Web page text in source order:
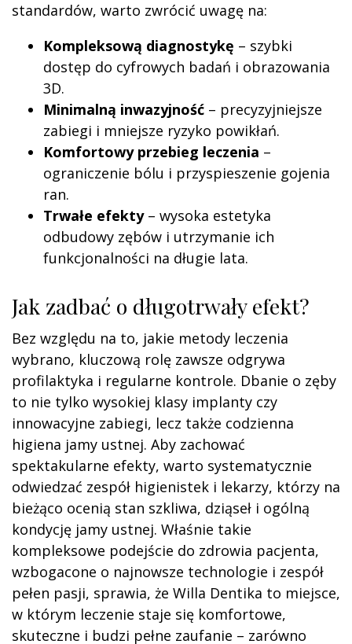
standardów, warto zwrócić uwagę na:
Kompleksową diagnostykę – szybki
dostęp do cyfrowych badań i obrazowania
3D.
Minimalną inwazyjność – precyzyjniejsze
zabiegi i mniejsze ryzyko powikłań.
Komfortowy przebieg leczenia –
ograniczenie bólu i przyspieszenie gojenia
ran.
Trwałe efekty– wysoka estetyka
odbudowy zębów i utrzymanie ich
funkcjonalności na długie lata.
Jak zadbać o długotrwały efekt?
Bez względu na to, jakie metody leczenia
wybrano, kluczową rolę zawsze odgrywa
profilaktyka i regularne kontrole. Dbanie o zęby
to nie tylko wysokiej klasy implanty czy
innowacyjne zabiegi, lecz także codzienna
higiena jamy ustnej. Aby zachować
spektakularne efekty, warto systematycznie
odwiedzać zespół higienistek i lekarzy, którzy na
bieżąco ocenią stan szkliwa, dziąseł i ogólną
kondycję jamy ustnej. Właśnie takie
kompleksowe podejście do zdrowia pacjenta,
wzbogacone o najnowsze technologie i zespół
pełen pasji, sprawia, że Willa Dentika to miejsce,
w którym leczenie staje się komfortowe,
skuteczne i budzi pełne zaufanie – zarówno